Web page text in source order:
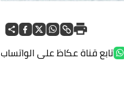
تابع قناة عكاظ على الواتساب